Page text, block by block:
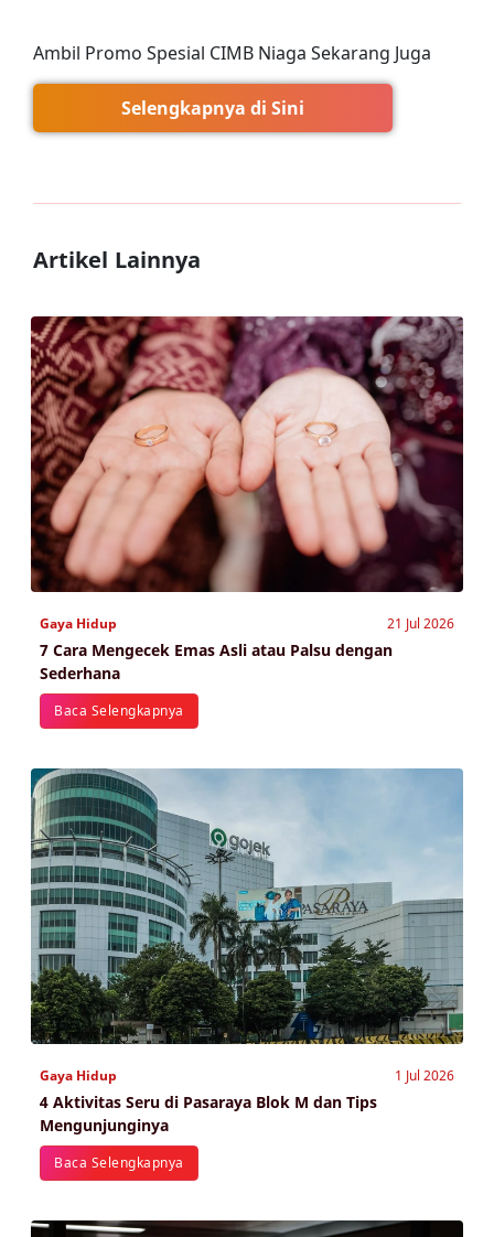
Ambil Promo Spesial CIMB Niaga Sekarang Juga
Selengkapnya di Sini
Artikel Lainnya
Gaya Hidup 21 Jul 2026
7 Cara Mengecek Emas Asli atau Palsu dengan
Sederhana
Baca Selengkapnya
Gaya Hidup 1 Jul 2026
4 Aktivitas Seru di Pasaraya Blok M dan Tips
Mengunjunginya
Baca Selengkapnya